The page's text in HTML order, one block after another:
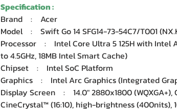
Specification :
Brand : Acer
Model : Swift Go 14 SFG14-73-54C7/T001
Processor : Intel Core Ultra 5 125H with Intel
to 4.5GHz, 18MB Intel Smart Cache)
Chipset : Intel SoC Platform
Graphics : Intel Arc Graphics (Integrated
Display Screen : 14.0" 2880x1800 (WQXGA+),
CineCrystal™ (16:10), high-brightness (400nits),